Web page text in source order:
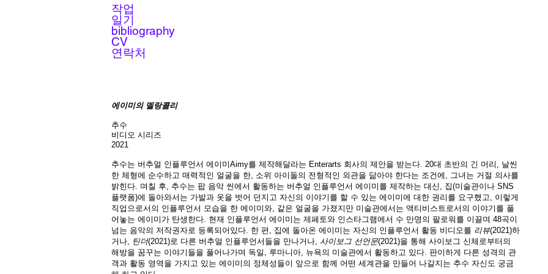
작업
일기
bibliography
CV
연락처
에이미의 멜랑콜리
추수
비디오 시리즈
2021
추수는 버추얼 인플루언서 에이미Aimy를 제작해달라는 Enterarts 회사의 제안을 받는다. 20대 초반의 긴 머리, 날씬
한 체형에 순수하고 매력적인 얼굴을 한, 소위 아이돌의 전형적인 외관을 닮아야 한다는 조건에, 그녀는 거절 의사를
밝힌다. 며칠 후, 추수는 팝 음악 씬에서 활동하는 버추얼 인플루언서 에이미를 제작하는 대신, 집(미술관이나 SNS
플랫폼)에 돌아와서는 가발과 옷을 벗어 던지고 자신의 이야기를 할 수 있는 에이미에 대한 권리를 요구했고, 이렇게
직업으로서의 인플루언서 모습을 한 에이미와, 같은 얼굴을 가졌지만 미술관에서는 액티비스트로서의 이야기를 풀
어놓는 에이미가 탄생한다. 현재 인플루언서 에이미는 제페토와 인스타그램에서 수 만명의 팔로워를 이끌며 48곡이
넘는 음악의 저작권자로 등록되어있다. 한 편, 집에 돌아온 에이미는 자신의 인플루언서 활동 비디오를 리뷰(2021)하
거나, 틴더(2021)로 다른 버추얼 인플루언서들을 만나거나, 사이보그 선언문(2021)을 통해 사이보그 신체로부터의
해방을 꿈꾸는 이야기들을 풀어나가며 독일, 루마니아, 뉴욕의 미술관에서 활동하고 있다. 판이하게 다른 성격의 관
객과 활동 영역을 가지고 있는 에이미의 정체성들이 앞으로 함께 어떤 세계관을 만들어 나갈지는 추수 자신도 궁금